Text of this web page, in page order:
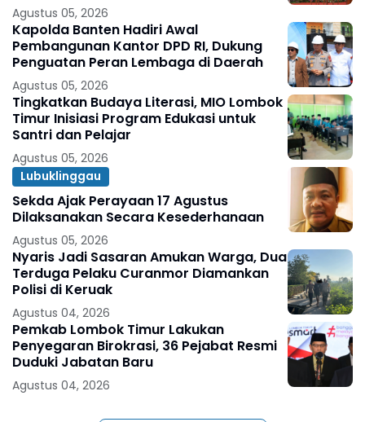
Agustus 05, 2026
Kapolda Banten Hadiri Awal
Pembangunan Kantor DPD RI, Dukung
Penguatan Peran Lembaga di Daerah
Agustus 05, 2026
Tingkatkan Budaya Literasi, MIO Lombok
Timur Inisiasi Program Edukasi untuk
Santri dan Pelajar
Agustus 05, 2026
Lubuklinggau
Sekda Ajak Perayaan 17 Agustus
Dilaksanakan Secara Kesederhanaan
Agustus 05, 2026
Nyaris Jadi Sasaran Amukan Warga, Dua
Terduga Pelaku Curanmor Diamankan
Polisi di Keruak
Agustus 04, 2026
Pemkab Lombok Timur Lakukan
Penyegaran Birokrasi, 36 Pejabat Resmi
Duduki Jabatan Baru
Agustus 04, 2026